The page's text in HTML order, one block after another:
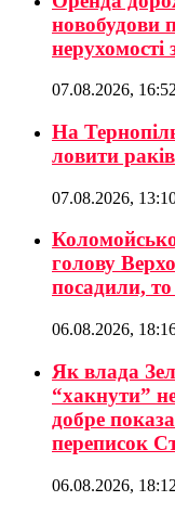
новобудови
нерухомості
07.08.2026, 16:52
На
ловити раків
07.08.2026,
голову
посадили,
06.08.2026,
Як влада
“хакнути”
добре
переписок
06.08.2026, 18:12